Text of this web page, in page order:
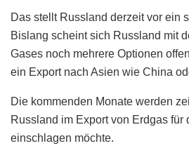
Das stellt Russland derzeit vor ein
Bislang scheint sich Russland mit
Gases noch mehrere Optionen
ein Export nach Asien wie China
Die kommenden Monate werden
Russland im Export von Erdgas für
einschlagen möchte.